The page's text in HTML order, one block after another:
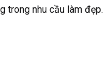
trong nhu cầu làm đẹp.